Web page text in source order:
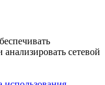
сетевой